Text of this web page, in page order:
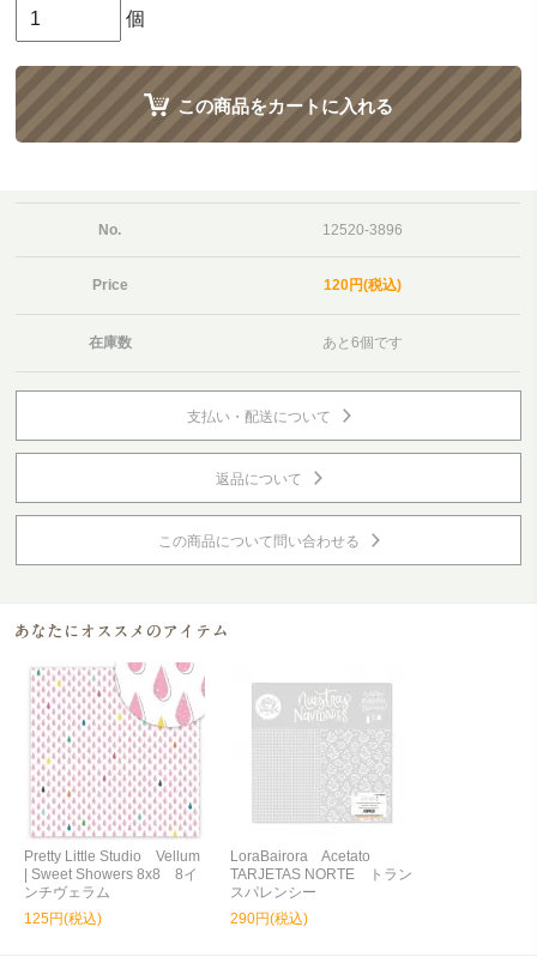
個
この商品をカートに入れる
No. 12520-3896
Price 120円(税込)
在庫数 あと6個です
支払い・配送について
返品について
この商品について問い合わせる
Pretty Little Studio Vellum
| Sweet Showers 8x8 8イ
ンチヴェラム
125円(税込)
LoraBairora Acetato
TARJETAS NORTE トラン
スパレンシー
290円(税込)